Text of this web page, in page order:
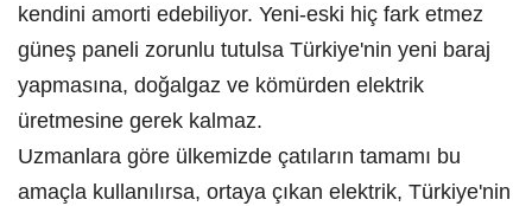
kendini amorti edebiliyor. Yeni-eski hiç fark etmez
güneş paneli zorunlu tutulsa Türkiye'nin yeni baraj
yapmasına, doğalgaz ve kömürden elektrik
üretmesine gerek kalmaz.
Uzmanlara göre ülkemizde çatıların tamamı bu
amaçla kullanılırsa, ortaya çıkan elektrik, Türkiye'nin